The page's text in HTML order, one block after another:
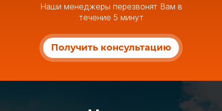
Наши менеджеры перезвонят Вам в
течение 5 минут
Получить консультацию